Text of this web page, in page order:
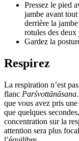
Pressez le pied
jambe avant
derrière la
rotules des deux
Gardez la
Respirez
La respiration n’est
flanc Parśvottānāsana
que vous avez pris
que quelques
concentration sur la
attention sera plus